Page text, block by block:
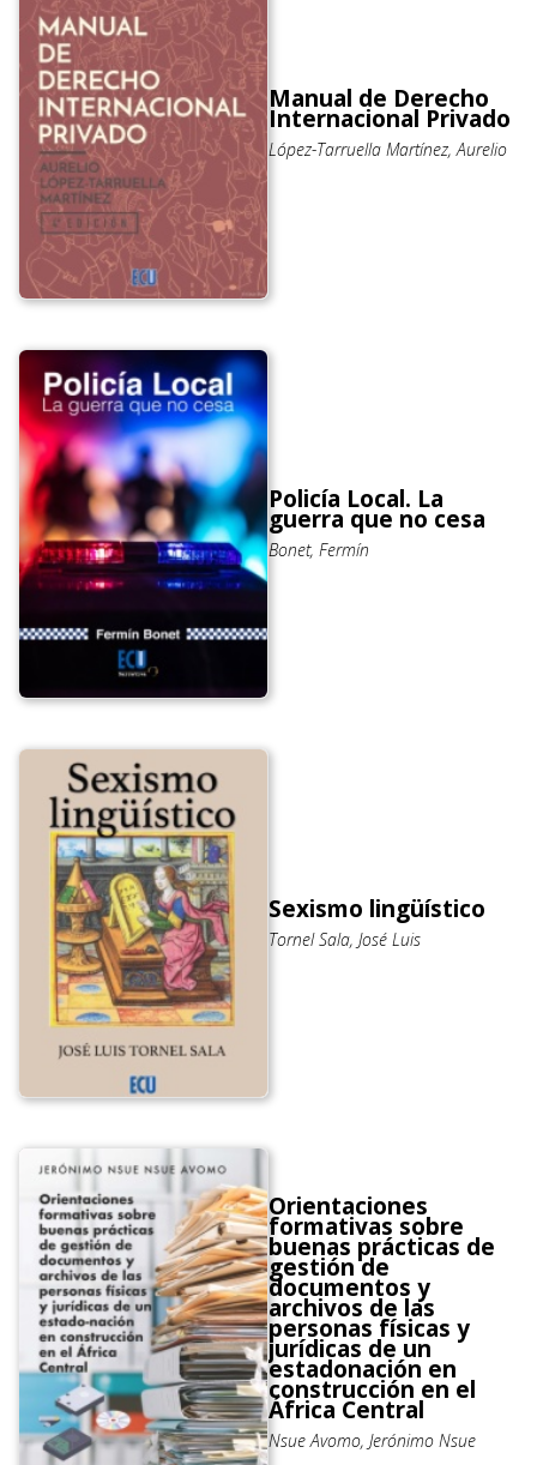
Manual de Derecho
Internacional Privado
López-Tarruella Martínez, Aurelio
Policía Local. La
guerra que no cesa
Bonet, Fermín
Sexismo lingüístico
Tornel Sala, José Luis
Orientaciones
formativas sobre
buenas prácticas de
gestión de
documentos y
archivos de las
personas físicas y
jurídicas de un
estadonación en
construcción en el
África Central
Nsue Avomo, Jerónimo Nsue